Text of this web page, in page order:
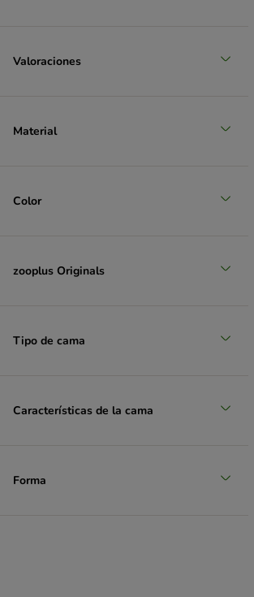
Valoraciones
Material
Color
zooplus Originals
Tipo de cama
Características de la cama
Forma